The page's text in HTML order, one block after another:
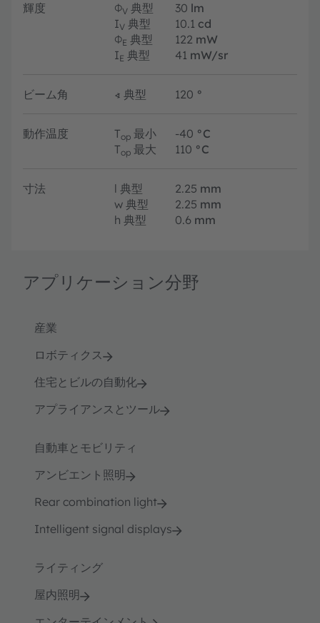
輝度 ΦV 典型 30 lm
IV 典型 10.1 cd
ΦE 典型 122 mW
IE 典型 41 mW/sr
ビーム角 ∢ 典型 120 °
動作温度 Top 最小 -40 °C
Top 最大 110 °C
寸法 l 典型 2.25 mm
w 典型 2.25 mm
h 典型 0.6 mm
アプリケーション分野
産業
ロボティクス
住宅とビルの自動化
アプライアンスとツール
自動車とモビリティ
アンビエント照明
Rear combination light
Intelligent signal displays
ライティング
屋内照明